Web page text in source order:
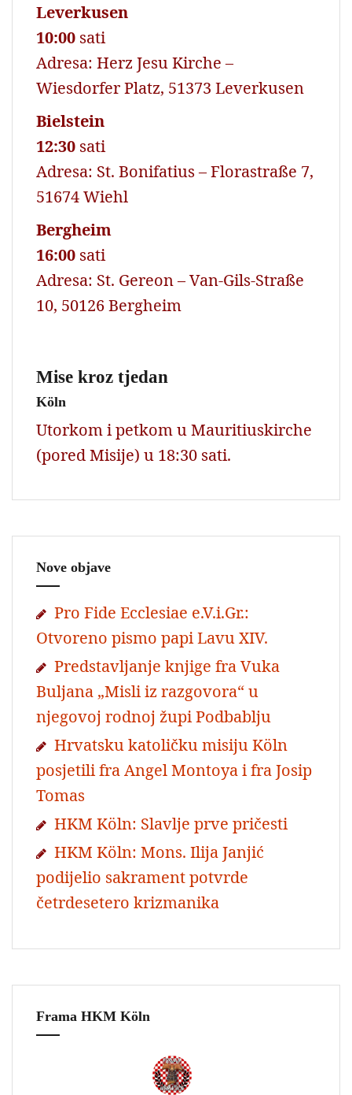
Leverkusen
10:00 sati
Adresa: Herz Jesu Kirche –
Wiesdorfer Platz, 51373 Leverkusen
Bielstein
12:30 sati
Adresa: St. Bonifatius – Florastraße 7,
51674 Wiehl
Bergheim
16:00 sati
Adresa: St. Gereon – Van-Gils-Straße
10, 50126 Bergheim
Mise kroz tjedan
Köln
Utorkom i petkom u Mauritiuskirche
(pored Misije) u 18:30 sati.
Nove objave
Pro Fide Ecclesiae e.V.i.Gr.:
Otvoreno pismo papi Lavu XIV.
Predstavljanje knjige fra Vuka
Buljana „Misli iz razgovora“ u
njegovoj rodnoj župi Podbablju
Hrvatsku katoličku misiju Köln
posjetili fra Angel Montoya i fra Josip
Tomas
HKM Köln: Slavlje prve pričesti
HKM Köln: Mons. Ilija Janjić
podijelio sakrament potvrde
četrdesetero krizmanika
Frama HKM Köln